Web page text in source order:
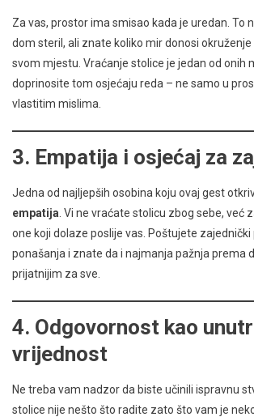
Za vas, prostor ima smisao kada je uredan. To
dom steril, ali znate koliko mir donosi okruženje
svom mjestu. Vraćanje stolice je jedan od onih
doprinosite tom osjećaju reda – ne samo u
vlastitim mislima.
3. Empatija i osjećaj za
Jedna od najljepših osobina koju ovaj gest
empatija . Vi ne vraćate stolicu zbog sebe, već
one koji dolaze poslije vas. Poštujete zajednički
ponašanja i znate da i najmanja pažnja prema
prijatnijim za sve.
4. Odgovornost kao
vrijednost
Ne treba vam nadzor da biste učinili ispravnu
stolice nije nešto što radite zato što vam je